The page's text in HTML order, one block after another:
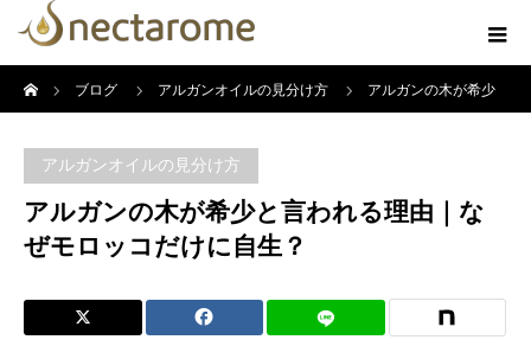
ブログ
アルガンオイルの見分け方 アルガンの木が希少
アルガンオイルの見分け方
アルガンの木が希少と言われる理由｜な
ぜモロッコだけに自生？